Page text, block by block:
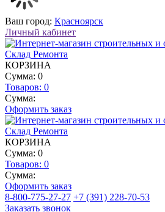
Ваш город: Красноярск
Личный кабинет
КОРЗИНА
Сумма: 0
Товаров: 0
Сумма:
Оформить заказ
КОРЗИНА
Сумма: 0
Товаров: 0
Сумма:
Оформить заказ
8-800-775-27-27 +7 (391) 228-70-53
Заказать звонок